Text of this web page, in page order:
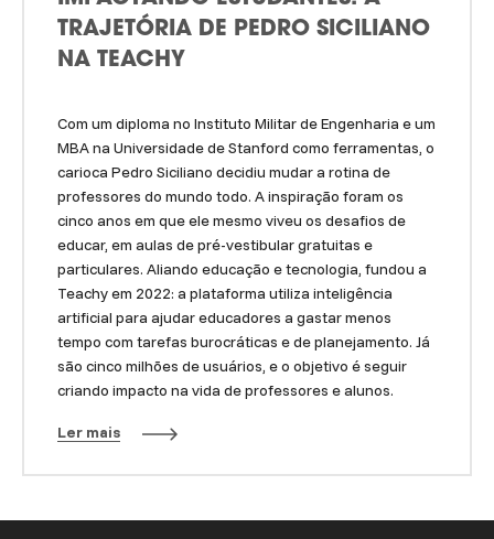
TRAJETÓRIA DE PEDRO SICILIANO
NA TEACHY
Com um diploma no Instituto Militar de Engenharia e um
MBA na Universidade de Stanford como ferramentas, o
carioca Pedro Siciliano decidiu mudar a rotina de
professores do mundo todo. A inspiração foram os
cinco anos em que ele mesmo viveu os desafios de
educar, em aulas de pré-vestibular gratuitas e
particulares. Aliando educação e tecnologia, fundou a
Teachy em 2022: a plataforma utiliza inteligência
artificial para ajudar educadores a gastar menos
tempo com tarefas burocráticas e de planejamento. Já
são cinco milhões de usuários, e o objetivo é seguir
criando impacto na vida de professores e alunos.
Ler mais